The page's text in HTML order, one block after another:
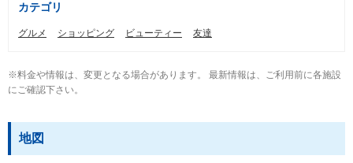
カテゴリ
グルメ ショッピング ビューティー 友達
※料金や情報は、変更となる場合があります。 最新情報は、ご利用前に各施設
にご確認下さい。
地図